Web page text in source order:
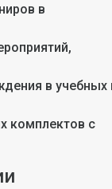
в
в учебных
комплектов с